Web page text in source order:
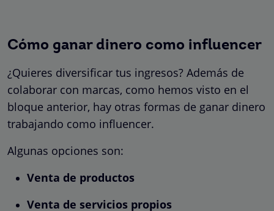
Cómo ganar dinero como influencer
¿Quieres diversificar tus ingresos? Además de
colaborar con marcas, como hemos visto en el
bloque anterior, hay otras formas de ganar dinero
trabajando como influencer.
Algunas opciones son:
Venta de productos
Venta de servicios propios